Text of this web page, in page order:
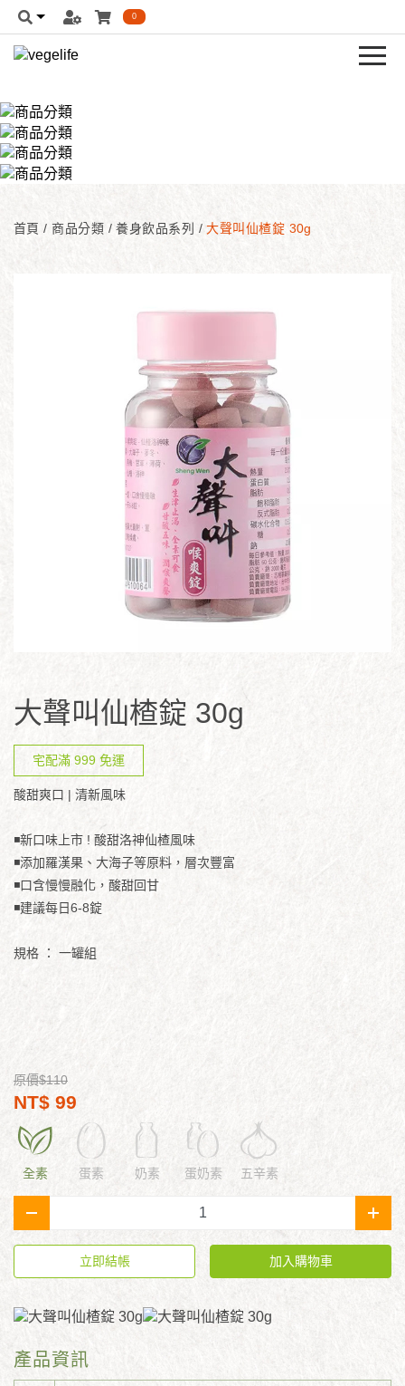
0
首頁/ 商品分類 /養身飲品系列 / 大聲叫仙楂錠 30g
大聲叫仙楂錠 30g
宅配滿 999 免運
酸甜爽口 | 清新風味
◾新口味上市 ! 酸甜洛神仙楂風味
◾添加羅漢果、大海子等原料，層次豐富
◾口含慢慢融化，酸甜回甘
◾建議每日6-8錠
規格 ： 一罐組
原價$110
NT$ 99
全素 蛋素 奶素 蛋奶素 五辛素
- +
立即結帳 加入購物車
產品資訊